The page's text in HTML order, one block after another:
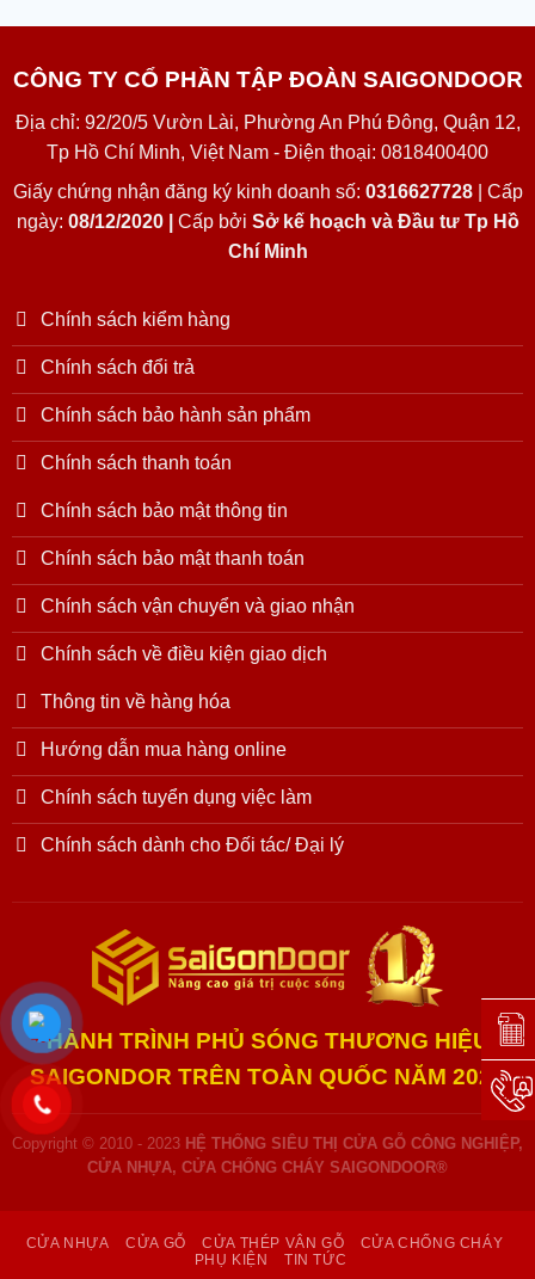
CÔNG TY CỔ PHẦN TẬP ĐOÀN SAIGONDOOR
Địa chỉ: 92/20/5 Vườn Lài, Phường An Phú Đông, Quận 12,
Tp Hồ Chí Minh, Việt Nam - Điện thoại: 0818400400
Giấy chứng nhận đăng ký kinh doanh số: 0316627728| Cấp
ngày: 08/12/2020 | Cấp bởi Sở kế hoạch và Đầu tư Tp Hồ
Chí Minh
Chính sách kiểm hàng
Chính sách đổi trả
Chính sách bảo hành sản phẩm
Chính sách thanh toán
Chính sách bảo mật thông tin
Chính sách bảo mật thanh toán
Chính sách vận chuyển và giao nhận
Chính sách về điều kiện giao dịch
Thông tin về hàng hóa
Hướng dẫn mua hàng online
Chính sách tuyển dụng việc làm
Chính sách dành cho Đối tác/ Đại lý
HÀNH TRÌNH PHỦ SÓNG THƯƠNG HIỆU
SAIGONDOR TRÊN TOÀN QUỐC NĂM 2025
Copyright © 2010 - 2023 HỆ THỐNG SIÊU THỊ CỬA GỖ CÔNG NGHIỆP,
CỬA NHỰA, CỬA CHỐNG CHÁY SAIGONDOOR®
CỬA NHỰA CỬA GỖ CỬA THÉP VÂN GỖ
CỬA CHỐNG CHÁY
PHỤ KIỆN
TIN TỨC
Đặt